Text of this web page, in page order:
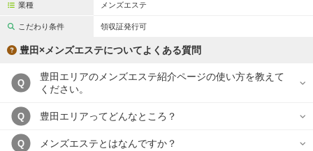
専用駐車場あり 有資格者在籍
日本人スタッフのみ 女性スタッフのみ
駅から徒歩5分以内
業種 メンズエステ
こだわり条件 領収証発行可
豊田×メンズエステについてよくある質問
Q
豊田エリアのメンズエステ紹介ページの使い方を教えて
ください。
Q 豊田エリアってどんなところ？
Q メンズエステとはなんですか？